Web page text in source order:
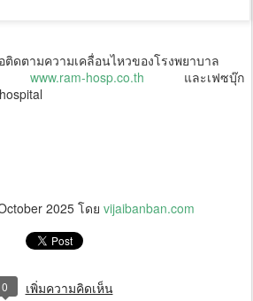
ดตามความเคลื่อนไหวของโรงพยาบาล
ต์ www.ram-hosp.co.th และเฟซบุ๊ก
2025 โดย vijaibanban.com
0 เพิ่มความคิดเห็น